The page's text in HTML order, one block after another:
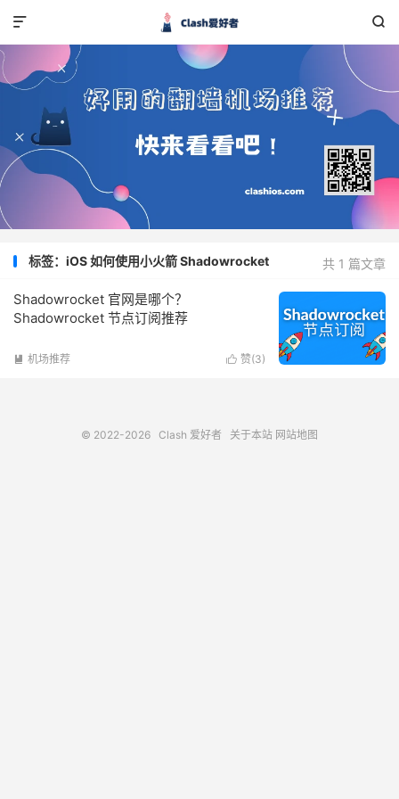


共 1 篇文章
标签：iOS 如何使用小火箭 Shadowrocket
Shadowrocket 官网是哪个？
Shadowrocket 节点订阅推荐
 赞(3)
 机场推荐
© 2022-2026 Clash 爱好者 关于本站 网站地图